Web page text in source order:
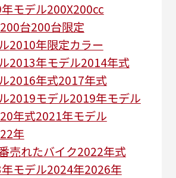
モデル200X200cc
200台200台限定
2010年限定カラー
2013年モデル2014年式
2016年式2017年式
2019モデル2019年モデル
年式2021年モデル
年
売れたバイク2022年式
モデル2024年2026年